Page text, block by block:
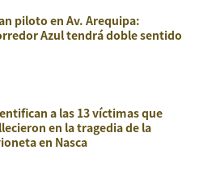
piloto en Av. Arequipa:
Azul tendrá doble sentido
a las 13 víctimas que
en la tragedia de la
en Nasca